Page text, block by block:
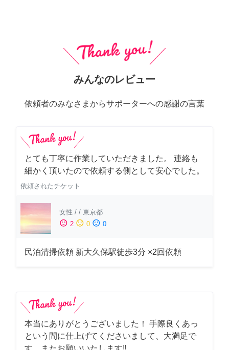
みんなのレビュー
依頼者のみなさまからサポーターへの感謝の言葉
とても丁寧に作業していただきました。 連絡も
細かく頂いたので依頼する側として安心でした。
依頼されたチケット
女性 / / 東京都
sentiment_satisfied 2 sentiment_neutral 0 sentiment_dissatisfied 0
民泊清掃依頼 新大久保駅徒歩3分 ×2回依頼
本当にありがとうございました！ 手際良くあっ
という間に仕上げてくださいまして、大満足で